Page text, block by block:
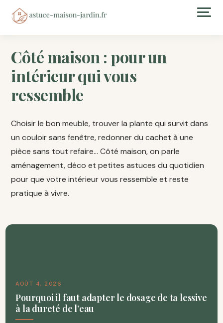
Côté maison : pour un
intérieur qui vous
ressemble
Choisir le bon meuble, trouver la plante qui survit dans
un couloir sans fenêtre, redonner du cachet à une
pièce sans tout refaire… Côté maison, on parle
aménagement, déco et petites astuces du quotidien
pour que votre intérieur vous ressemble et reste
pratique à vivre.
AOÛT 4, 2026
Pourquoi il faut adapter le dosage de ta lessive
à la dureté de l’eau